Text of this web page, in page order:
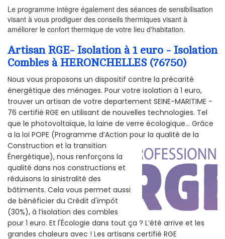
Le programme intègre également des séances de sensibilisation
visant à vous prodiguer des conseils thermiques visant à
améliorer le confort thermique de votre lieu d'habitation.
Artisan RGE- Isolation à 1 euro - Isolation
Combles à HERONCHELLES (76750)
Nous vous proposons un dispositif contre la précarité
énergétique des ménages. Pour votre isolation à 1 euro,
trouver un artisan de votre departement SEINE-MARITIME -
76 certifié RGE en utilisant de nouvelles technologies. Tel
que le photovoltaïque, la laine de verre écologique... Grâce
a la loi POPE (Programme d’Action pour la qualité de la
Construction et la transition
Énergétique), nous renforçons la
qualité dans nos constructions et
réduisons la sinistralité des
bâtiments. Cela vous permet aussi
de bénéficier du Crédit d'impôt
(30%), à l’isolation des combles
pour 1 euro. Et l'Écologie dans tout ça ? L’été arrive et les
grandes chaleurs avec ! Les artisans certifié RGE